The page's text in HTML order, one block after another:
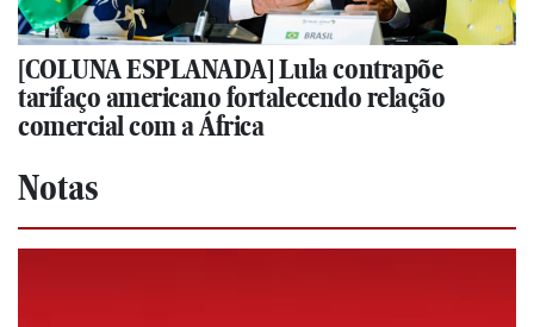
[COLUNA ESPLANADA] Lula contrapõe
tarifaço americano fortalecendo relação
comercial com a África
Notas